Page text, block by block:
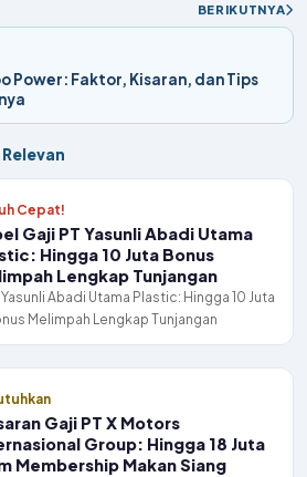
BERIKUTNYA
Power: Faktor, Kisaran, dan Tips
Cepat!
Gaji PT Yasunli Abadi Utama
Hingga 10 Juta Bonus
Lengkap Tunjangan
Yasunli Abadi Utama Plastic: Hingga 10 Juta
Melimpah Lengkap Tunjangan
Gaji PT X Motors
Group: Hingga 18 Juta
Membership Makan Siang